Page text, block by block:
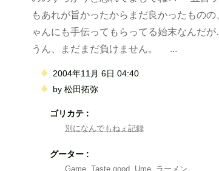
もあれが旨かったからまだ良かったもの
ゃんにも手伝ってもらってる始末なん
うん、まだまだ負けません。 ...
2004年11月 6日 04:40
by 松田拓弥
ゴリカテ :
別になんでもねぇ記録
グーター :
Game, Taste good, Ume, ラーメン